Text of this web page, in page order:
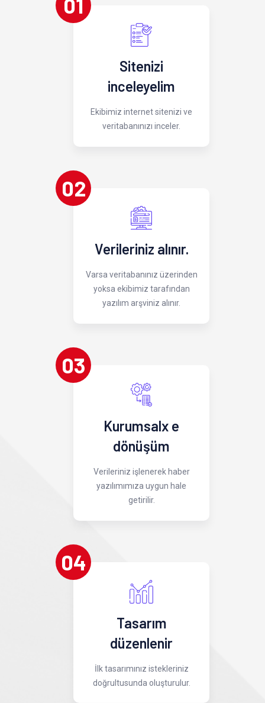
Sitenizi
inceleyelim
Ekibimiz internet sitenizi ve
veritabanınızı inceler.
02
Verileriniz alınır.
Varsa veritabanınız üzerinden
yoksa ekibimiz tarafından
yazılım arşviniz alınır.
03
Kurumsalx e
dönüşüm
Verileriniz işlenerek haber
yazılımımıza uygun hale
getirilir.
04
Tasarım
düzenlenir
İlk tasarımınız istekleriniz
doğrultusunda oluşturulur.